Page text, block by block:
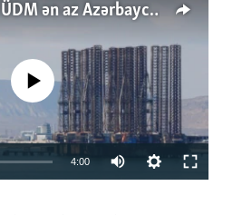
Cənubi Qafqazda ÜDM ən az Azərbaycanda artır: Qonşuları niyə Bakını qabaqlaya bilir?
currently available
4:00